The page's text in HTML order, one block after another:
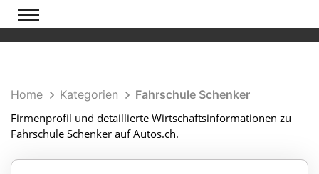
Home Kategorien
Fahrschule Schenker
Firmenprofil und detaillierte Wirtschaftsinformationen zu
Fahrschule Schenker auf Autos.ch.